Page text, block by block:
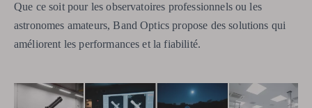
Que ce soit pour les observatoires professionnels ou les
astronomes amateurs, Band Optics propose des solutions qui
améliorent les performances et la fiabilité.